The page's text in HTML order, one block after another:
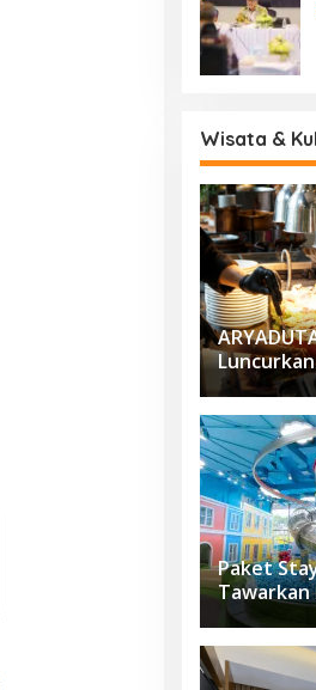
Wisata &
Brunch
Paket
Tawarkan
Hotel BSD